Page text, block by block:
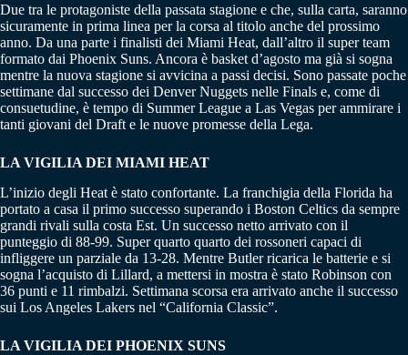
Due tra le protagoniste della passata stagione e che, sulla carta, saranno
sicuramente in prima linea per la corsa al titolo anche del prossimo
anno. Da una parte i finalisti dei Miami Heat, dall’altro il super team
formato dai Phoenix Suns. Ancora è basket d’agosto ma già si sogna
mentre la nuova stagione si avvicina a passi decisi. Sono passate poche
settimane dal successo dei Denver Nuggets nelle Finals e, come di
consuetudine, è tempo di Summer League a Las Vegas per ammirare i
tanti giovani del Draft e le nuove promesse della Lega.
LA VIGILIA DEI MIAMI HEAT
L’inizio degli Heat è stato confortante. La franchigia della Florida ha
portato a casa il primo successo superando i Boston Celtics da sempre
grandi rivali sulla costa Est. Un successo netto arrivato con il
punteggio di 88-99. Super quarto quarto dei rossoneri capaci di
infliggere un parziale da 13-28. Mentre Butler ricarica le batterie e si
sogna l’acquisto di Lillard, a mettersi in mostra è stato Robinson con
36 punti e 11 rimbalzi. Settimana scorsa era arrivato anche il successo
sui Los Angeles Lakers nel “California Classic”.
LA VIGILIA DEI PHOENIX SUNS